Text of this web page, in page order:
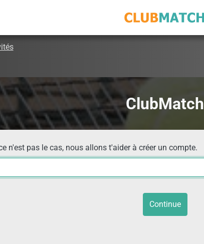
ClubMatch
n'est pas le cas, nous allons t'aider à créer un compte.
Continue